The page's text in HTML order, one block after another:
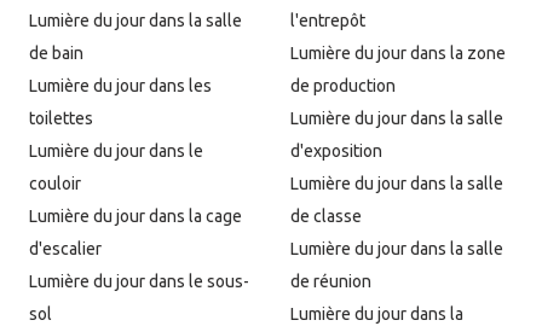
Lumière du jour dans la salle
de bain
Lumière du jour dans les
toilettes
Lumière du jour dans le
couloir
Lumière du jour dans la cage
d'escalier
Lumière du jour dans le sous-
sol
l'entrepôt
Lumière du jour dans la zone
de production
Lumière du jour dans la salle
d'exposition
Lumière du jour dans la salle
de classe
Lumière du jour dans la salle
de réunion
Lumière du jour dans la